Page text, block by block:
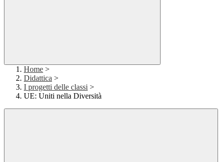
Home >
Didattica >
I progetti delle classi >
UE: Uniti nella Diversità